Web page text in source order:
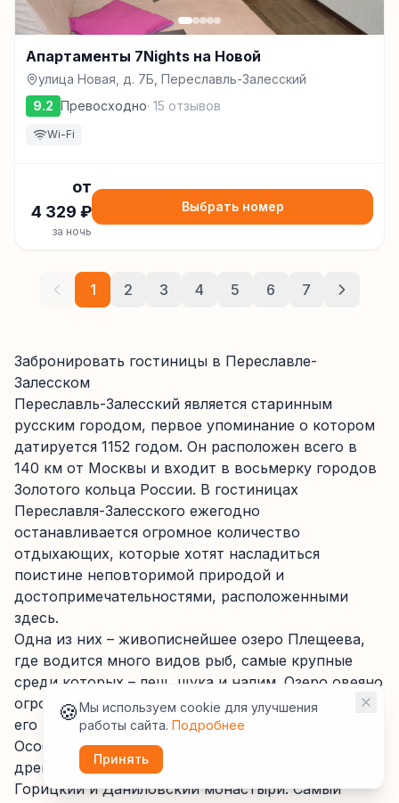
Апартаменты 7Nights на Новой
улица Новая, д. 7Б, Переславль-Залесский
9.2 Превосходно· 15 отзывов
Wi-Fi
от
4 329 ₽
за ночь
Выбрать номер
1 2 3 4 5 6 7
Забронировать гостиницы в Переславле-
Залесском
Переславль-Залесский является старинным
русским городом, первое упоминание о котором
датируется 1152 годом. Он расположен всего в
140 км от Москвы и входит в восьмерку городов
Золотого кольца России. В гостиницах
Переславля-Залесского ежегодно
останавливается огромное количество
отдыхающих, которые хотят насладиться
поистине неповторимой природой и
достопримечательностями, расположенными
здесь.
Одна из них – живописнейшее озеро Плещеева,
где водится много видов рыб, самые крупные
среди которых – лещ, щука и налим. Озеро овеяно
огромным количеством легенд и преданий, ну а
его красота не оставит никого равнодушным.
Особого внимания заслуживают памятники
древнерусского зодчества, а именно Никитский,
Горицкий и Даниловский монастыри. Самый
🍪Мы используем cookie для улучшения
работы сайта. Подробнее
Принять